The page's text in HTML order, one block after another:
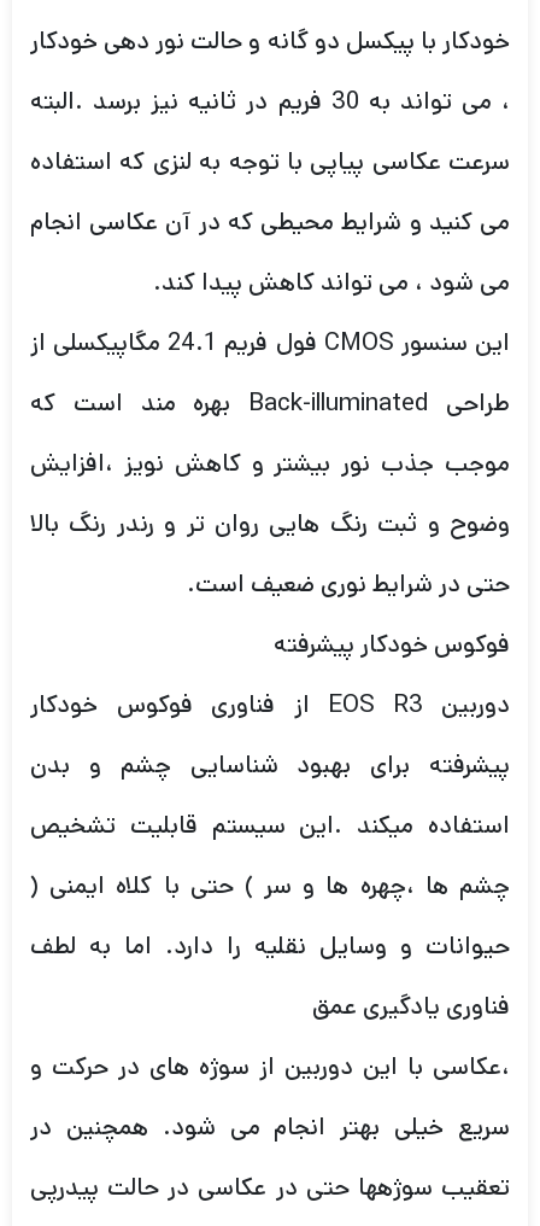
خودکار با پیکسل دو گانه و حالت نور دهی خودکار
، می تواند به 30 فریم در ثانیه نیز برسد .البته
سرعت عکاسی پیاپی با توجه به لنزی که استفاده
می کنید و شرایط محیطی که در آن عکاسی انجام
می شود ، می تواند کاهش پیدا کند.
این سنسور CMOS فول فریم 24.1 مگاپیکسلی از
طراحی Back-illuminated بهره مند است که
موجب جذب نور بیشتر و کاهش نویز ،افزایش
وضوح و ثبت رنگ هایی روان تر و رندر رنگ بالا
حتی در شرایط نوری ضعیف است.
فوکوس خودکار پیشرفته
دوربین EOS R3 از فناوری فوکوس خودکار
پیشرفته برای بهبود شناسایی چشم و بدن
استفاده میکند .این سیستم قابلیت تشخیص
چشم ها ،چهره ها و سر ) حتی با کلاه ایمنی (
حیوانات و وسایل نقلیه را دارد. اما به لطف
فناوری یادگیری عمق
،عکاسی با این دوربین از سوژه های در حرکت و
سریع خیلی بهتر انجام می شود. همچنین در
تعقیب سوژهها حتی در عکاسی در حالت پیدرپی